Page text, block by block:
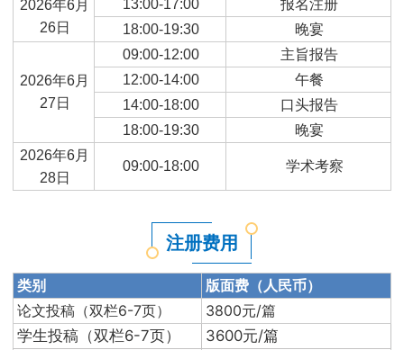
2026年6月
26日
13:00-17:00
报名注册
18:00-19:30
晚宴
2026年6月
27日
09:00-12:00
主旨报告
12:00-14:00
午餐
14:00-18:00
口头报告
18:00-19:30
晚宴
2026年6月
28日
09:00-18:00 学术考察
注册费用
类别
版面费（人民币）
论文投稿（双栏6-7页）
3800元/篇
学生投稿（双栏6-7页）
3600元/篇